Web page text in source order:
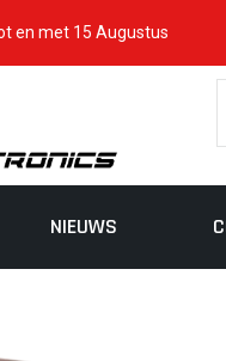
en met 15 Augustus
NIEUWS